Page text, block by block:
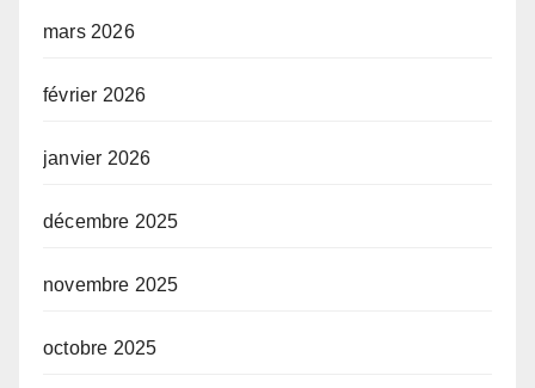
mars 2026
février 2026
janvier 2026
décembre 2025
novembre 2025
octobre 2025